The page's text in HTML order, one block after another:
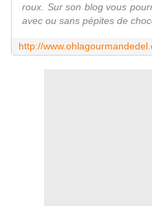
roux. Sur son blog vous
avec ou sans pépites de